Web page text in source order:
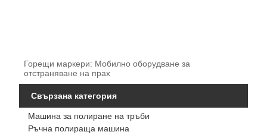
Горещи маркери: Мобилно оборудване за
отстраняване на прах
Свързана категория
Машина за полиране на тръби
Ръчна полираща машина